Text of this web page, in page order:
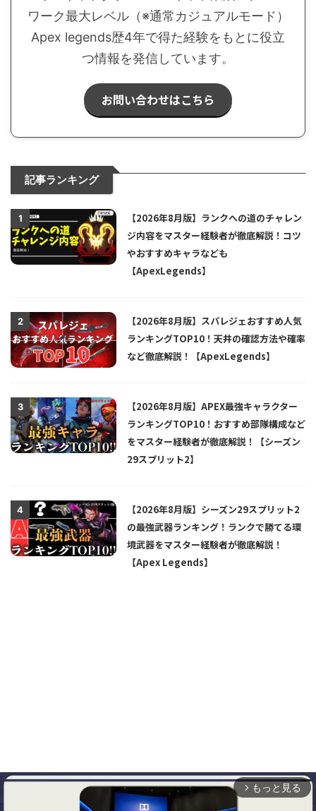
ワーク最大レベル（※通常カジュアルモード）
Apex legends歴4年で得た経験をもとに役立
つ情報を発信しています。
お問い合わせはこちら
記事ランキング
1
【2026年8月版】ランクへの道のチャレン
ジ内容をマスター経験者が徹底解説！コツ
やおすすめキャラなども
【ApexLegends】
2
【2026年8月版】スパレジェおすすめ人気
ランキングTOP10！天井の確認方法や確率
など徹底解説！【ApexLegends】
3
【2026年8月版】APEX最強キャラクター
ランキングTOP10！おすすめ部隊構成など
をマスター経験者が徹底解説！【シーズン
29スプリット2】
4
【2026年8月版】シーズン29スプリット2
の最強武器ランキング！ランクで勝てる環
境武器をマスター経験者が徹底解説！
【Apex Legends】
arrow_forward_ios もっと見る